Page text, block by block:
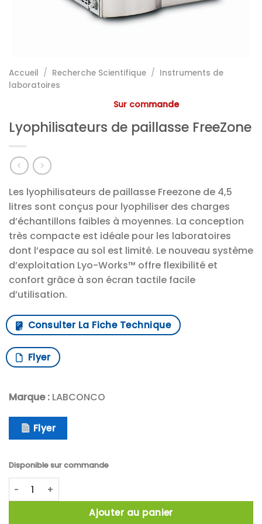
Accueil / Recherche Scientifique / Instruments de
laboratoires
Sur commande
Lyophilisateurs de paillasse FreeZone
Les lyophilisateurs de paillasse Freezone de 4,5
litres sont conçus pour lyophiliser des charges
d’échantillons faibles à moyennes. La conception
très compacte est idéale pour les laboratoires
dont l’espace au sol est limité. Le nouveau système
d’exploitation Lyo-Works™ offre flexibilité et
confort grâce à son écran tactile facile
d’utilisation.
Consulter La Fiche Technique
Flyer
Marque : LABCONCO
Flyer
Disponible sur commande
quantité de Lyophilisateurs de paillasse FreeZone
Ajouter au panier